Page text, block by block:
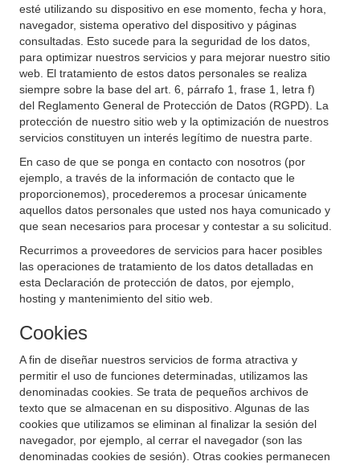
esté utilizando su dispositivo en ese momento, fecha y hora,
navegador, sistema operativo del dispositivo y páginas
consultadas. Esto sucede para la seguridad de los datos,
para optimizar nuestros servicios y para mejorar nuestro sitio
web. El tratamiento de estos datos personales se realiza
siempre sobre la base del art. 6, párrafo 1, frase 1, letra f)
del Reglamento General de Protección de Datos (RGPD). La
protección de nuestro sitio web y la optimización de nuestros
servicios constituyen un interés legítimo de nuestra parte.
En caso de que se ponga en contacto con nosotros (por
ejemplo, a través de la información de contacto que le
proporcionemos), procederemos a procesar únicamente
aquellos datos personales que usted nos haya comunicado y
que sean necesarios para procesar y contestar a su solicitud.
Recurrimos a proveedores de servicios para hacer posibles
las operaciones de tratamiento de los datos detalladas en
esta Declaración de protección de datos, por ejemplo,
hosting y mantenimiento del sitio web.
Cookies
A fin de diseñar nuestros servicios de forma atractiva y
permitir el uso de funciones determinadas, utilizamos las
denominadas cookies. Se trata de pequeños archivos de
texto que se almacenan en su dispositivo. Algunas de las
cookies que utilizamos se eliminan al finalizar la sesión del
navegador, por ejemplo, al cerrar el navegador (son las
denominadas cookies de sesión). Otras cookies permanecen